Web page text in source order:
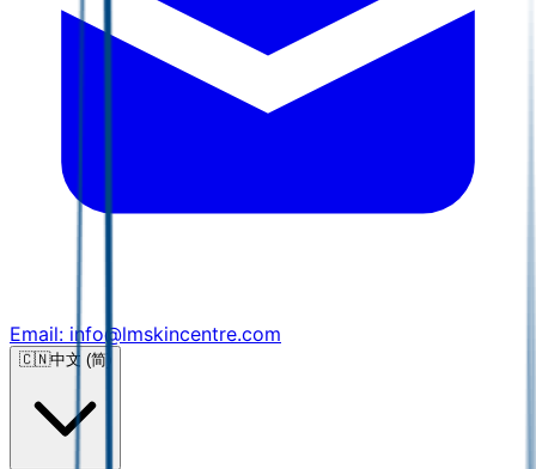
Email: info@lmskincentre.com
🇨🇳中文 (简)